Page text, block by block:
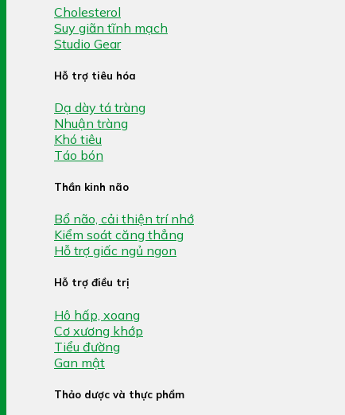
Cholesterol
Suy giãn tĩnh mạch
Studio Gear
Hỗ trợ tiêu hóa
Dạ dày tá tràng
Nhuận tràng
Khó tiêu
Táo bón
Thần kinh não
Bổ não, cải thiện trí nhớ
Kiểm soát căng thẳng
Hỗ trợ giấc ngủ ngon
Hỗ trợ điều trị
Hô hấp, xoang
Cơ xương khớp
Tiểu đường
Gan mật
Thảo dược và thực phẩm